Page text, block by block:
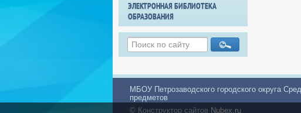
ЭЛЕКТРОННАЯ БИБЛИОТЕКА
ОБРАЗОВАНИЯ
МБОУ Петрозаводского городского округа
предметов
© Конструктор сайтов Nubex.ru